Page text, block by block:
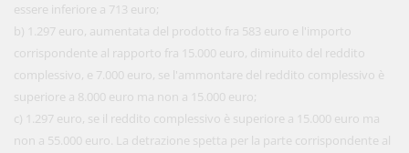
essere inferiore a 713 euro;
b) 1.297 euro, aumentata del prodotto fra 583 euro e l'importo
corrispondente al rapporto fra 15.000 euro, diminuito del reddito
complessivo, e 7.000 euro, se l'ammontare del reddito complessivo è
superiore a 8.000 euro ma non a 15.000 euro;
c) 1.297 euro, se il reddito complessivo è superiore a 15.000 euro ma
non a 55.000 euro. La detrazione spetta per la parte corrispondente al